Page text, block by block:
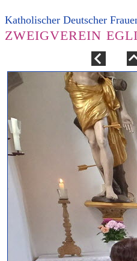
Katholischer Deutscher
ZWEIGVEREIN